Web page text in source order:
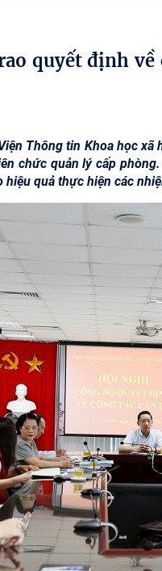
Thông tin Khoa học
chức quản lý cấp
quả thực hiện các